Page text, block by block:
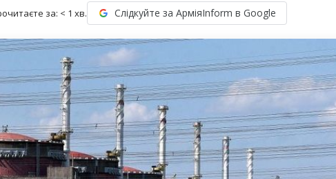
за: < 1 хв. Слідкуйте за АрміяInform в Google